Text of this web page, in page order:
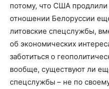
потому, что США
отношении Белоруссии
литовские спецслужбы,
об экономических
заботиться о
вообще, существуют ли
спецслужбы – не по